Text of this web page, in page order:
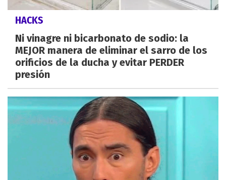
HACKS
Ni vinagre ni bicarbonato de sodio: la
MEJOR manera de eliminar el sarro de los
orificios de la ducha y evitar PERDER
presión